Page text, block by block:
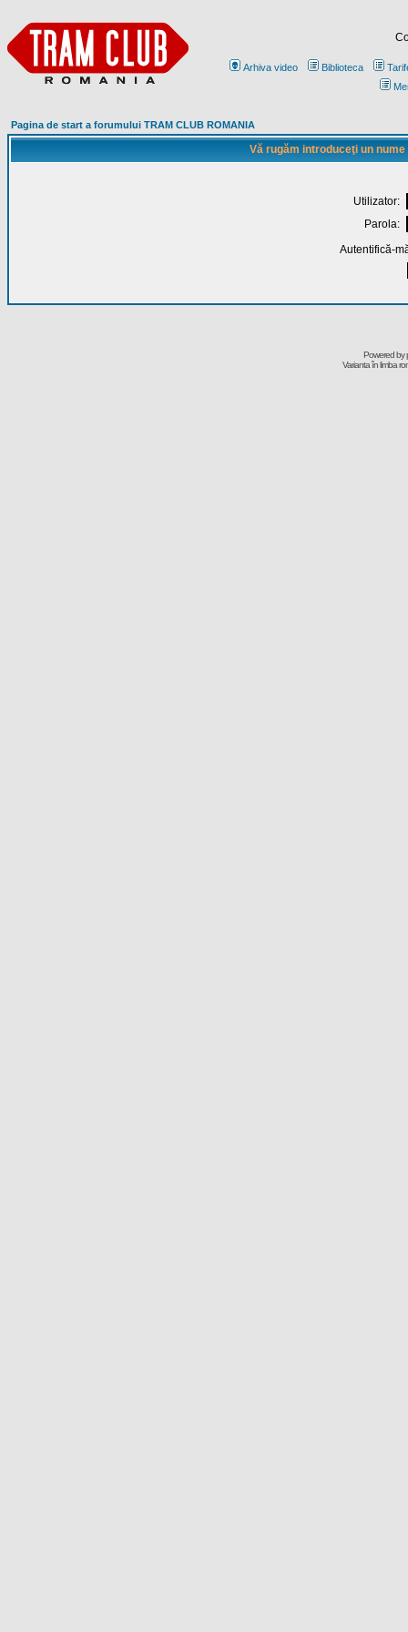
Arhiva video Biblioteca
Pagina de start a forumului TRAM CLUB ROMANIA
Vă rugăm introduceţi un
Utilizator:
Parola:
Autentifică-
Powered by
Varianta în limba